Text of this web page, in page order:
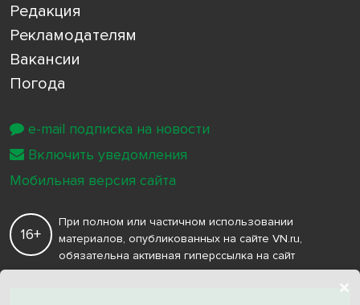
Редакция
Рекламодателям
Вакансии
Погода
16+
При полном или частичном использовании
материалов, опубликованных на сайте VN.ru,
обязательна активная гиперссылка на сайт
e-mail подписка на новости
Включить уведомления
Мобильная версия сайта